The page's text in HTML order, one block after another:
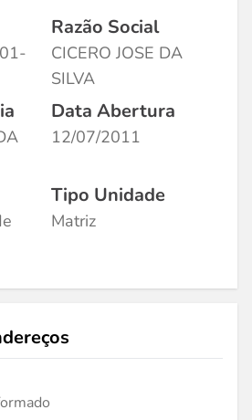
Razão Social
CICERO JOSE DA
SILVA
Data Abertura
12/07/2011
Tipo Unidade
Matriz